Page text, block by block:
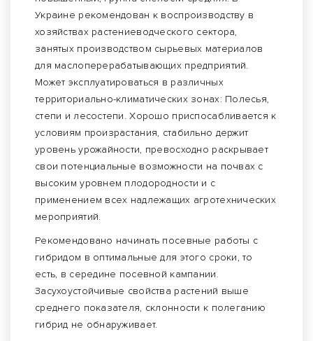
Украине рекомендован к воспроизводству в
хозяйствах растениеводческого сектора,
занятых производством сырьевых материалов
для маслоперерабатывающих предприятий.
Может эксплуатироваться в различных
территориально-климатических зонах: Полесья,
степи и лесостепи. Хорошо приспосабливается к
условиям произрастания, стабильно держит
уровень урожайности, превосходно раскрывает
свои потенциальные возможности на почвах с
высоким уровнем плодородности и с
применением всех надлежащих агротехнических
мероприятий.
Рекомендовано начинать посевные работы с
гибридом в оптимальные для этого сроки, то
есть, в середине посевной кампании.
Засухоустойчивые свойства растений выше
среднего показателя, склонности к полеганию
гибрид не обнаруживает.